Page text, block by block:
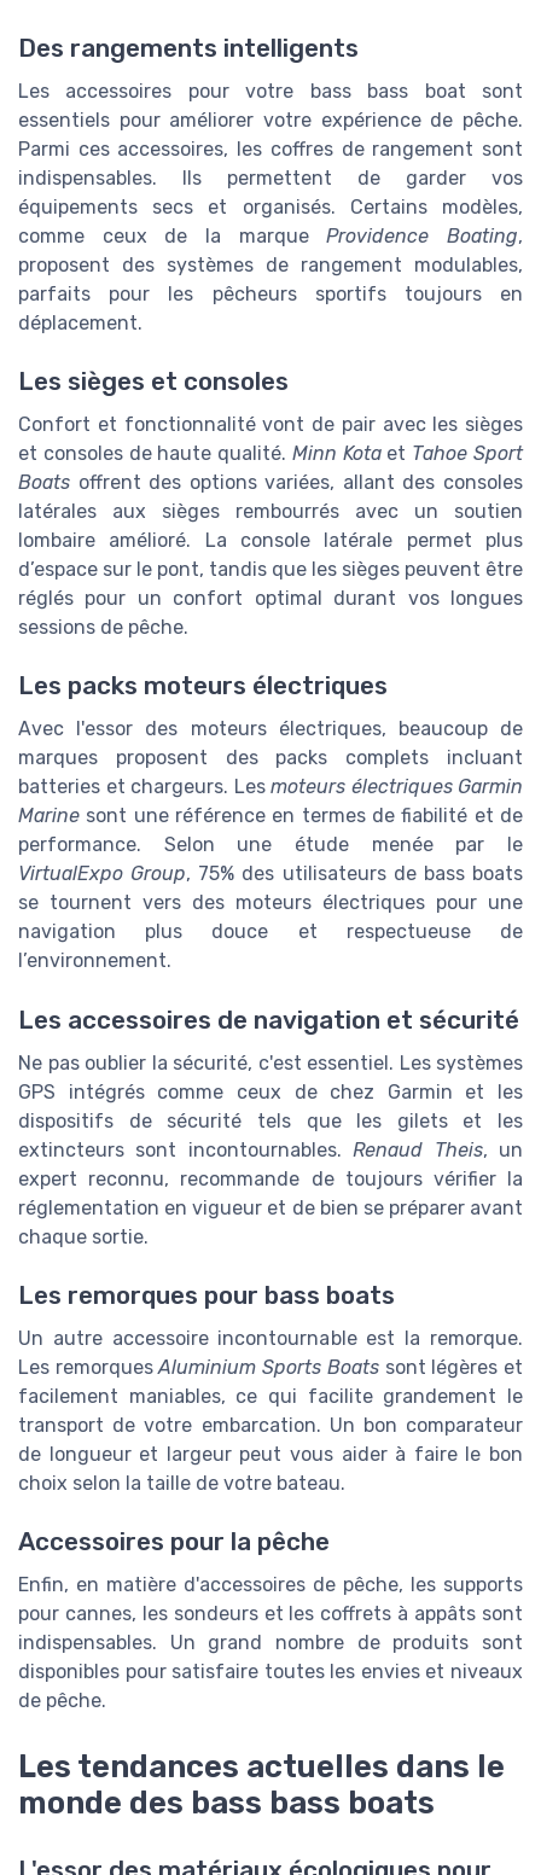
Des rangements intelligents
Les accessoires pour votre bass bass boat sont
essentiels pour améliorer votre expérience de pêche.
Parmi ces accessoires, les coffres de rangement sont
indispensables. Ils permettent de garder vos
équipements secs et organisés. Certains modèles,
comme ceux de la marqueProvidence Boating,
proposent des systèmes de rangement modulables,
parfaits pour les pêcheurs sportifs toujours en
déplacement.
Les sièges et consoles
Confort et fonctionnalité vont de pair avec les sièges
et consoles de haute qualité. Minn Kotaet Tahoe Sport
Boats offrent des options variées, allant des consoles
latérales aux sièges rembourrés avec un soutien
lombaire amélioré. La console latérale permet plus
d’espace sur le pont, tandis que les sièges peuvent être
réglés pour un confort optimal durant vos longues
sessions de pêche.
Les packs moteurs électriques
Avec l'essor des moteurs électriques, beaucoup de
marques proposent des packs complets incluant
batteries et chargeurs. Les moteurs électriques Garmin
Marine sont une référence en termes de fiabilité et de
performance. Selon une étude menée par le
VirtualExpo Group, 75% des utilisateurs de bass boats
se tournent vers des moteurs électriques pour une
navigation plus douce et respectueuse de
l’environnement.
Les accessoires de navigation et sécurité
Ne pas oublier la sécurité, c'est essentiel. Les systèmes
GPS intégrés comme ceux de chez Garmin et les
dispositifs de sécurité tels que les gilets et les
extincteurs sont incontournables. Renaud Theis, un
expert reconnu, recommande de toujours vérifier la
réglementation en vigueur et de bien se préparer avant
chaque sortie.
Les remorques pour bass boats
Un autre accessoire incontournable est la remorque.
Les remorquesAluminium Sports Boatssont légères et
facilement maniables, ce qui facilite grandement le
transport de votre embarcation. Un bon comparateur
de longueur et largeur peut vous aider à faire le bon
choix selon la taille de votre bateau.
Accessoires pour la pêche
Enfin, en matière d'accessoires de pêche, les supports
pour cannes, les sondeurs et les coffrets à appâts sont
indispensables. Un grand nombre de produits sont
disponibles pour satisfaire toutes les envies et niveaux
de pêche.
Les tendances actuelles dans le
monde des bass bass boats